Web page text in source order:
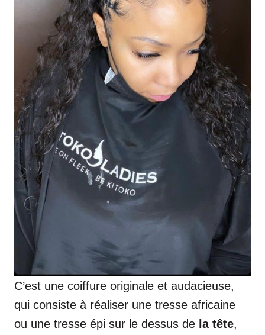
C’est une coiffure originale et audacieuse,
qui consiste à réaliser une tresse africaine
ou une tresse épi sur le dessus de la tête,